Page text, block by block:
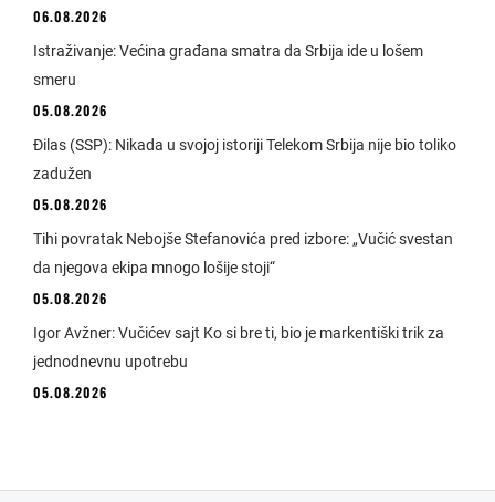
06.08.2026
Istraživanje: Većina građana smatra da Srbija ide u lošem
smeru
05.08.2026
Đilas (SSP): Nikada u svojoj istoriji Telekom Srbija nije bio toliko
zadužen
05.08.2026
Tihi povratak Nebojše Stefanovića pred izbore: „Vučić svestan
da njegova ekipa mnogo lošije stoji“
05.08.2026
Igor Avžner: Vučićev sajt Ko si bre ti, bio je markentiški trik za
jednodnevnu upotrebu
05.08.2026